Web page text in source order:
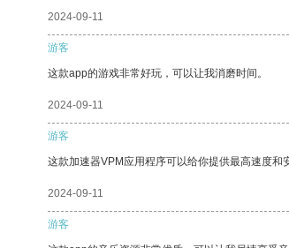
2024-09-11
游客
这款app的游戏非常好玩，可以让我消磨时间。
2024-09-11
游客
这款加速器VPM应用程序可以给你提供最高速度和
2024-09-11
游客